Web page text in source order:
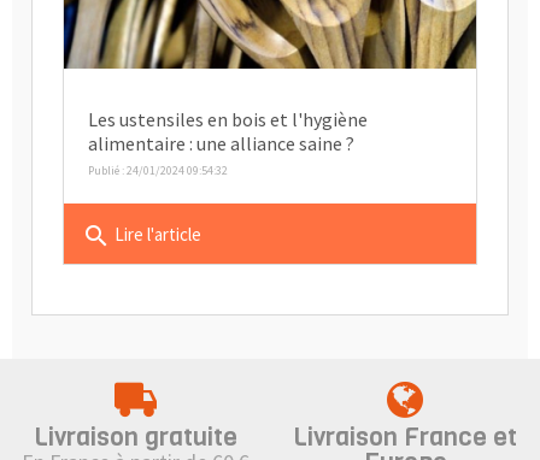
Les ustensiles en bois et l'hygiène
alimentaire : une alliance saine ?
Publié : 24/01/2024 09:54:32
search Lire l'article
Livraison gratuite Livraison France et